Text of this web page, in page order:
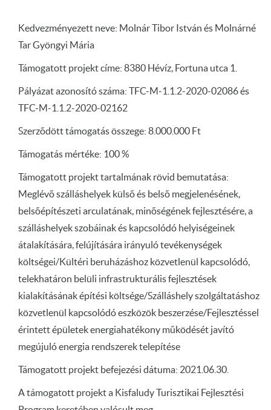
Kedvezményezett neve: Molnár Tibor István és Molnárné
Tar Gyöngyi Mária
Támogatott projekt címe: 8380 Hévíz, Fortuna utca 1.
Pályázat azonosító száma: TFC-M-1.1.2-2020-02086 és
TFC-M-1.1.2-2020-02162
Szerződött támogatás összege: 8.000.000 Ft
Támogatás mértéke: 100 %
Támogatott projekt tartalmának rövid bemutatása:
Meglévő szálláshelyek külső és belső megjelenésének,
belsőépítészeti arculatának, minőségének fejlesztésére, a
szálláshelyek szobáinak és kapcsolódó helyiségeinek
átalakítására, felújítására irányuló tevékenységek
költségei/Kültéri beruházáshoz közvetlenül kapcsolódó,
telekhatáron belüli infrastrukturális fejlesztések
kialakításának építési költsége/Szálláshely szolgáltatáshoz
közvetlenül kapcsolódó eszközök beszerzése/Fejlesztéssel
érintett épületek energiahatékony működését javító
megújuló energia rendszerek telepítése
Támogatott projekt befejezési dátuma: 2021.06.30.
A támogatott projekt a Kisfaludy Turisztikai Fejlesztési